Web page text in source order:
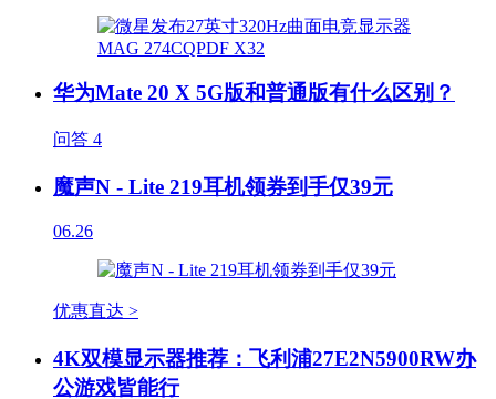
华为Mate 20 X 5G版和普通版有什么区别？
问答 4
魔声N - Lite 219耳机领券到手仅39元
06.26
优惠直达 >
4K双模显示器推荐：飞利浦27E2N5900RW办
公游戏皆能行